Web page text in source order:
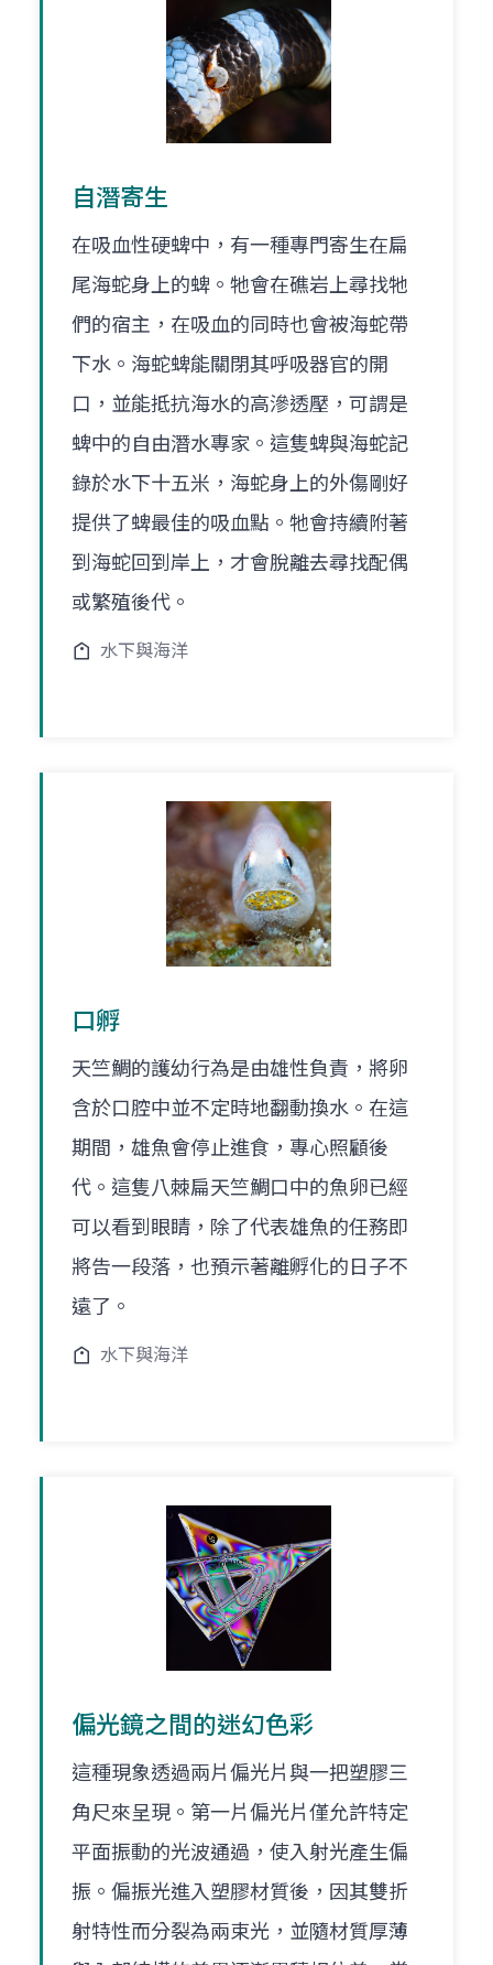
自潛寄生
在吸血性硬蜱中，有一種專門寄生在扁
尾海蛇身上的蜱。牠會在礁岩上尋找牠
們的宿主，在吸血的同時也會被海蛇帶
下水。海蛇蜱能關閉其呼吸器官的開
口，並能抵抗海水的高滲透壓，可謂是
蜱中的自由潛水專家。這隻蜱與海蛇記
錄於水下十五米，海蛇身上的外傷剛好
提供了蜱最佳的吸血點。牠會持續附著
到海蛇回到岸上，才會脫離去尋找配偶
或繁殖後代。
水下與海洋
口孵
天竺鯛的護幼行為是由雄性負責，將卵
含於口腔中並不定時地翻動換水。在這
期間，雄魚會停止進食，專心照顧後
代。這隻八棘扁天竺鯛口中的魚卵已經
可以看到眼睛，除了代表雄魚的任務即
將告一段落，也預示著離孵化的日子不
遠了。
水下與海洋
偏光鏡之間的迷幻色彩
這種現象透過兩片偏光片與一把塑膠三
角尺來呈現。第一片偏光片僅允許特定
平面振動的光波通過，使入射光產生偏
振。偏振光進入塑膠材質後，因其雙折
射特性而分裂為兩束光，並隨材質厚薄